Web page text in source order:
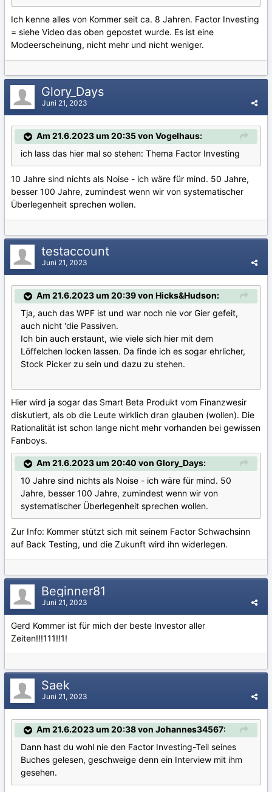
Ich kenne alles von Kommer seit ca. 8 Jahren. Factor Investing
= siehe Video das oben gepostet wurde. Es ist eine
Modeerscheinung, nicht mehr und nicht weniger.
Glory_Days
Juni 21, 2023
Am 21.6.2023 um 20:35 von Vogelhaus:
ich lass das hier mal so stehen: Thema Factor Investing
10 Jahre sind nichts als Noise - ich wäre für mind. 50 Jahre,
besser 100 Jahre, zumindest wenn wir von systematischer
Überlegenheit sprechen wollen.
testaccount
Juni 21, 2023
Am 21.6.2023 um 20:39 von Hicks&Hudson:
Tja, auch das WPF ist und war noch nie vor Gier gefeit,
auch nicht 'die Passiven.
Ich bin auch erstaunt, wie viele sich hier mit dem
Löffelchen locken lassen. Da finde ich es sogar ehrlicher,
Stock Picker zu sein und dazu zu stehen.
Hier wird ja sogar das Smart Beta Produkt vom Finanzwesir
diskutiert, als ob die Leute wirklich dran glauben (wollen). Die
Rationalität ist schon lange nicht mehr vorhanden bei gewissen
Fanboys.
Am 21.6.2023 um 20:40 von Glory_Days:
10 Jahre sind nichts als Noise - ich wäre für mind. 50
Jahre, besser 100 Jahre, zumindest wenn wir von
systematischer Überlegenheit sprechen wollen.
Zur Info: Kommer stützt sich mit seinem Factor Schwachsinn
auf Back Testing, und die Zukunft wird ihn widerlegen.
Beginner81
Juni 21, 2023
Gerd Kommer ist für mich der beste Investor aller
Zeiten!!!111!!1!
Saek
Juni 21, 2023
Am 21.6.2023 um 20:38 von Johannes34567:
Dann hast du wohl nie den Factor Investing-Teil seines
Buches gelesen, geschweige denn ein Interview mit ihm
gesehen.